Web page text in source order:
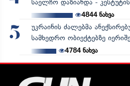
საელჩო დაზიანდა -
4844ნახვა
5
უკრაინის ძალებმა
სამხედრო ობიექტებზე
4784ნახვა